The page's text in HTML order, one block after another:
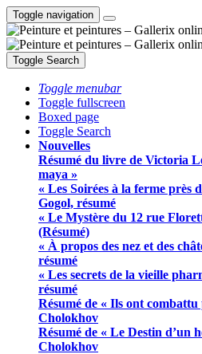
Toggle navigation
Toggle Search
Toggle menubar
Toggle fullscreen
Boxed page
Toggle Search
Nouvelles
Résumé du livre de Victoria
maya »
« Les Soirées à la ferme près
Gogol, résumé
« Le Mystère du 12 rue
(Résumé)
« À propos des nez et des
résumé
« Les secrets de la vieille
résumé
Résumé de « Ils ont
Cholokhov
Résumé de « Le Destin d’un
Cholokhov